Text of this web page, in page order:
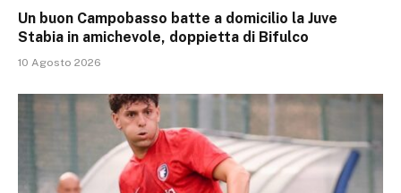
Un buon Campobasso batte a domicilio la Juve
Stabia in amichevole, doppietta di Bifulco
10 Agosto 2026